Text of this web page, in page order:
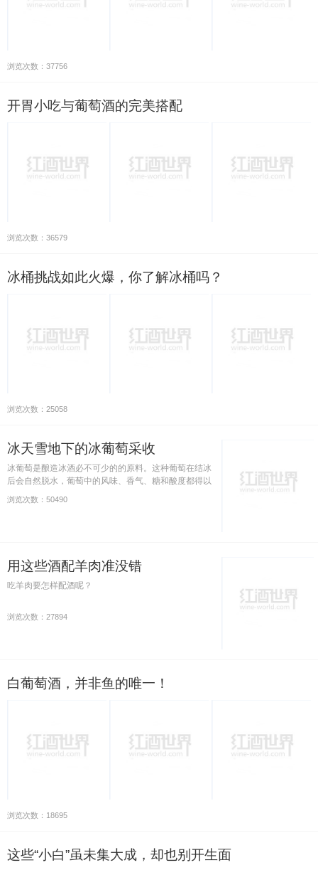
浏览次数：37756
开胃小吃与葡萄酒的完美搭配
浏览次数：36579
冰桶挑战如此火爆，你了解冰桶吗？
浏览次数：25058
冰天雪地下的冰葡萄采收
冰葡萄是酿造冰酒必不可少的的原料。这种葡萄在结冰
后会自然脱水，葡萄中的风味、香气、糖和酸度都得以
浓缩，经人工采摘后便能酿制成融汇了葡萄甘甜和冬雪
清冽的冰酒。那冰葡萄一般是什么时候采摘？采摘温度
浏览次数：50490
用这些酒配羊肉准没错
吃羊肉要怎样配酒呢？
浏览次数：27894
白葡萄酒，并非鱼的唯一！
浏览次数：18695
这些“小白”虽未集大成，却也别开生面